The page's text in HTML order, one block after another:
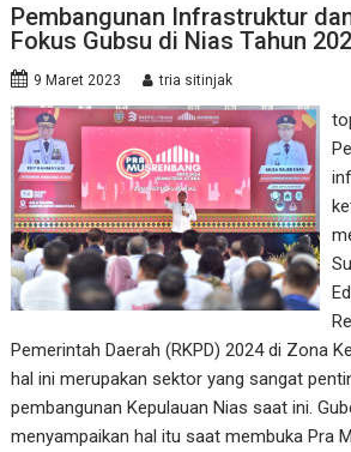
Pembangunan Infrastruktur
Fokus Gubsu di Nias Tahun
9 Maret 2023 tria sitinjak
Pemerintah Daerah (RKPD) 2024 di Zona
hal ini merupakan sektor yang sangat
pembangunan Kepulauan Nias saat ini.
menyampaikan hal itu saat membuka Pra